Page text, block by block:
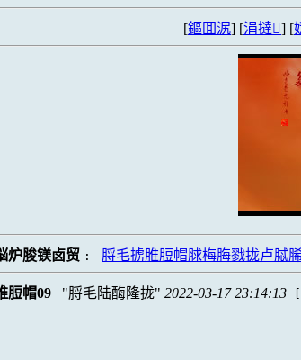
[鏂囬泦] [涓撻] [
炉脧镁卤贸 : 脟毛掳脽脰帽脙梅脢戮拢卢脦
脰帽09 脟毛陆酶隆拢 2022-03-17 23:14:13 [